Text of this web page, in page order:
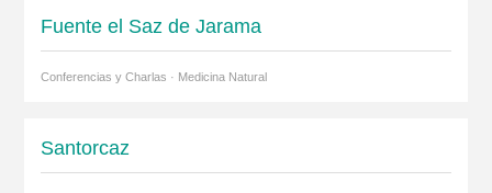
Fuente el Saz de Jarama
Conferencias y Charlas · Medicina Natural
Santorcaz